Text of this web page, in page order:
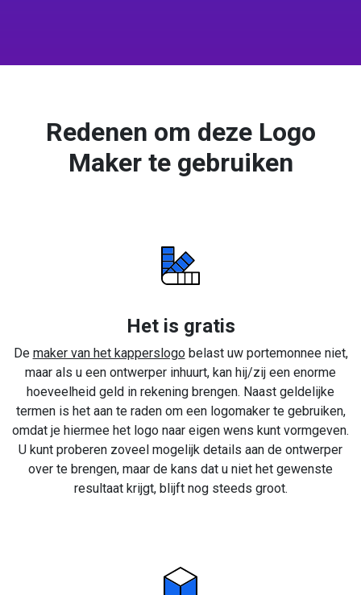
Redenen om deze Logo
Maker te gebruiken
Het is gratis
De maker van het kapperslogobelast uw portemonnee niet,
maar als u een ontwerper inhuurt, kan hij/zij een enorme
hoeveelheid geld in rekening brengen. Naast geldelijke
termen is het aan te raden om een logomaker te gebruiken,
omdat je hiermee het logo naar eigen wens kunt vormgeven.
U kunt proberen zoveel mogelijk details aan de ontwerper
over te brengen, maar de kans dat u niet het gewenste
resultaat krijgt, blijft nog steeds groot.